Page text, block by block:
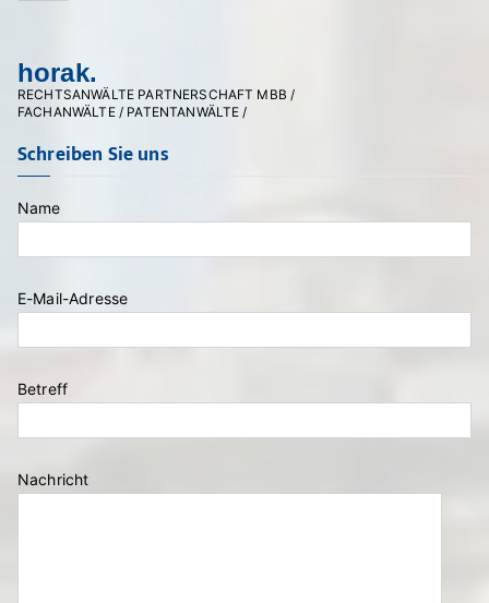
horak.
RECHTSANWÄLTE PARTNERSCHAFT MBB /
FACHANWÄLTE / PATENTANWÄLTE /
Schreiben Sie uns
Name
Bitte lasse dieses Feld leer.
E-Mail-Adresse
Betreff
Nachricht